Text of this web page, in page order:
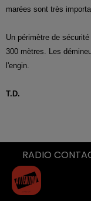
marées sont très
Un périmètre de
300 mètres. Les
l'engin.
T.D.